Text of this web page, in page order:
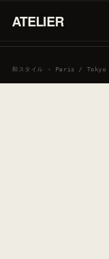
ATELIER
和スタイル · Paris / Tokyo